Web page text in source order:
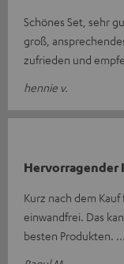
Schönes Set, sehr
groß,
zufrieden und
hennie v.
Hervorragender
Kurz nach dem
einwandfrei. Das
besten Produkten.